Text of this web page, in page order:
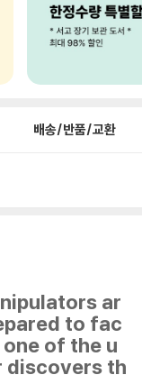
배송/반품/교환
ar
to fac
of the u
discovers th